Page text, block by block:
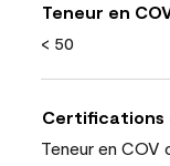
Teneur en
< 50
Certifications
Teneur en